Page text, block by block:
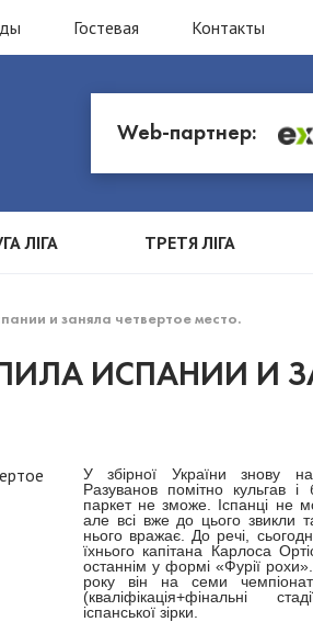
Гостевая Контакты
Web-партнер:
ЛІГА ТРЕТЯ ЛІГА
и заняла четвертое место.
ИСПАНИИ И
У збірної України знову
Разуванов помітно кульгав
паркет не зможе. Іспанці не
але всі вже до цього звикли
нього вражає. До речі,
їхнього капітана Карлоса
останнім у формі «Фурії
року він на семи
(кваліфікація+фінальні
іспанської зірки.